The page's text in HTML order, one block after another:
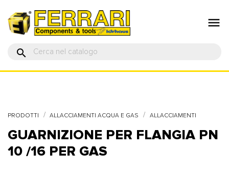

search
PRODOTTI ALLACCIAMENTI ACQUA E GAS ALLACCIAMENTI
GUARNIZIONE PER FLANGIA PN
10 /16 PER GAS